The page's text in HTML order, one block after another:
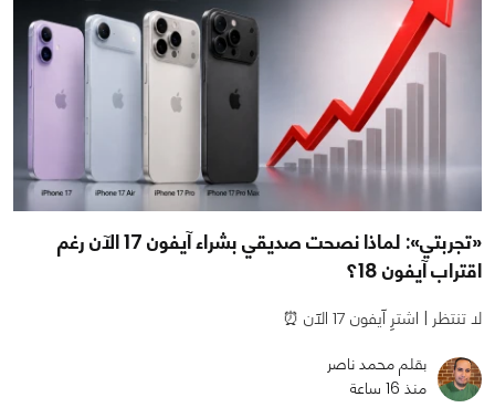
«تجربتي»: لماذا نصحت صديقي بشراء آيفون 17 الآن رغم
اقتراب آيفون 18؟
لا تنتظر | اشترِ آيفون 17 الآن ⏰
بقلم محمد ناصر
منذ 16 ساعة